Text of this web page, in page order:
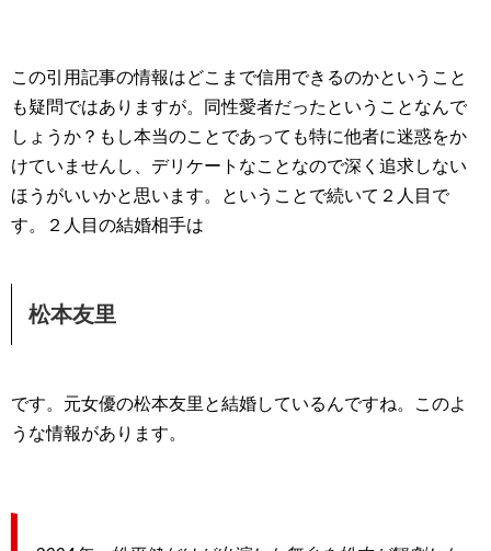
この引用記事の情報はどこまで信用できるのかということ
も疑問ではありますが。同性愛者だったということなんで
しょうか？もし本当のことであっても特に他者に迷惑をか
けていませんし、デリケートなことなので深く追求しない
ほうがいいかと思います。ということで続いて２人目で
す。２人目の結婚相手は
松本友里
です。元女優の松本友里と結婚しているんですね。このよ
うな情報があります。